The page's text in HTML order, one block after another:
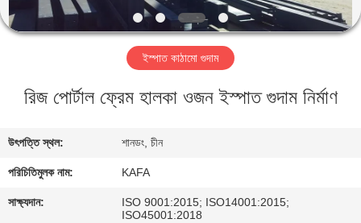
ভিআর
শো
আমাদের
কারখানা
পরিদর্শন
ইস্পাত কাঠামো গুদাম
রিজ পোর্টাল ফ্রেম হালকা ওজন ইস্পাত গুদাম নির্মাণ
উৎপত্তি স্থল: শানডং, চীন
পরিচিতিমুলক নাম: KAFA
সাক্ষ্যদান:
ISO 9001:2015; ISO14001:2015;
ISO45001:2018